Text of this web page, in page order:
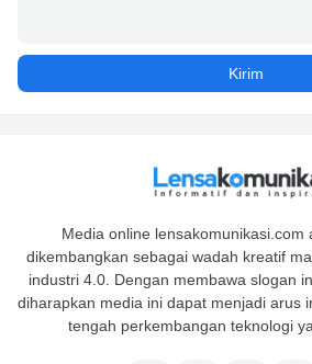
Media online lensakomunikasi.com
dikembangkan sebagai wadah kreatif
industri 4.0. Dengan membawa slogan
diharapkan media ini dapat menjadi arus
tengah perkembangan teknologi